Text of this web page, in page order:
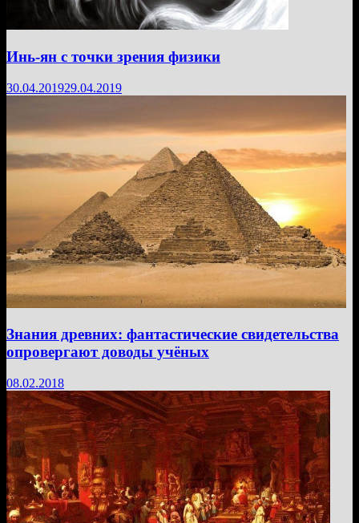
Инь-ян с точки зрения физики
30.04.201929.04.2019
Знания древних: фантастические свидетельства
опровергают доводы учёных
08.02.2018